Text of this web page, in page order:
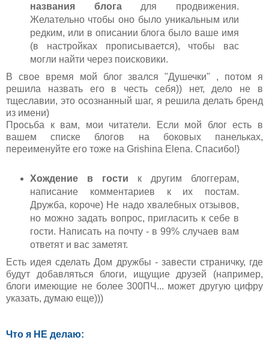
названия блога для продвижения.
Желательно чтобы оно было уникальным или
редким, или в описании блога было ваше имя
(в настройках прописывается), чтобы вас
могли найти через поисковики.
В свое время мой блог звался "Душечки" , потом я
решила назвать его в честь себя)) нет, дело не в
тщеславии, это осознанный шаг, я решила делать бренд
из имени)
Просьба к вам, мои читатели. Если мой блог есть в
вашем списке блогов на боковых панельках,
переименуйте его тоже на Grishina Elena. Спасибо!)
Хождение в гости к другим блоггерам,
написание комментариев к их постам.
Дружба, короче) Не надо хвалебных отзывов,
но можно задать вопрос, пригласить к себе в
гости. Написать на почту - в 99% случаев вам
ответят и вас заметят.
Есть идея сделать Дом дружбы - завести страничку, где
будут добавляться блоги, ищущие друзей (например,
блоги имеющие не более 300ПЧ... может другую цифру
указать, думаю еще)))
Что я НЕ делаю: